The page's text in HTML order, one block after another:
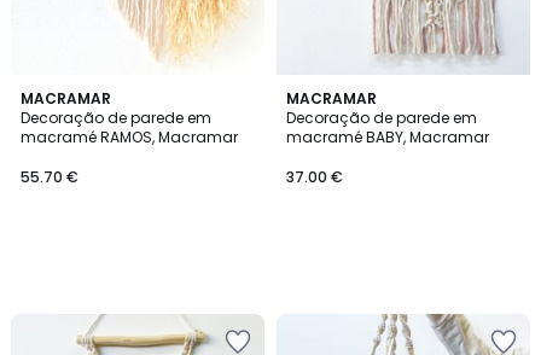
MACRAMAR
Decoração de parede em
macramé RAMOS, Macramar
55.70 €
MACRAMAR
Decoração de parede em
macramé BABY, Macramar
37.00 €